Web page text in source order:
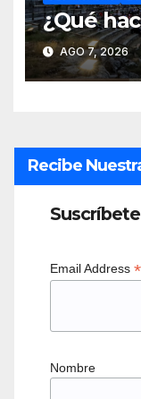
¿Qué
AGO 7, 2026
Recibe
Email Address *
Nombre